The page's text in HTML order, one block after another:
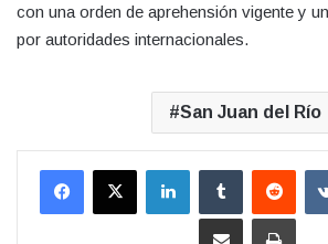
con una orden de aprehensión vigente y
por autoridades internacionales.
San Juan del Río
LinkedInTumblr
Compartir por correo electrónico